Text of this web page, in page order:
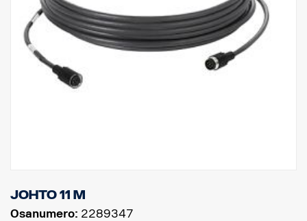
Johto 11 m
Osanumero: 2289347